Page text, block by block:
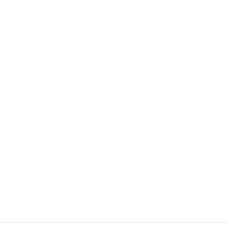
»Seán Hewitt fängt den Schmerz . . . mit atemberaubender